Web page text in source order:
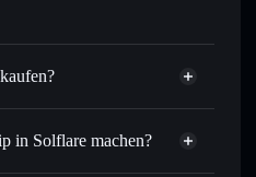
Token
in Solflare machen?
Wallet